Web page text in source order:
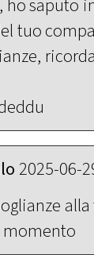
ho saputo
tuo
2025-06-